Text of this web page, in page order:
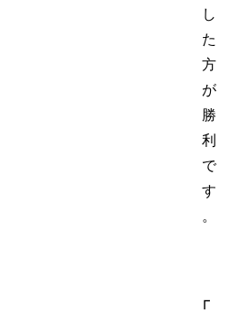
し
た
方
が
勝
利
で
す
。